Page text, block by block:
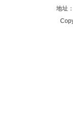
地址